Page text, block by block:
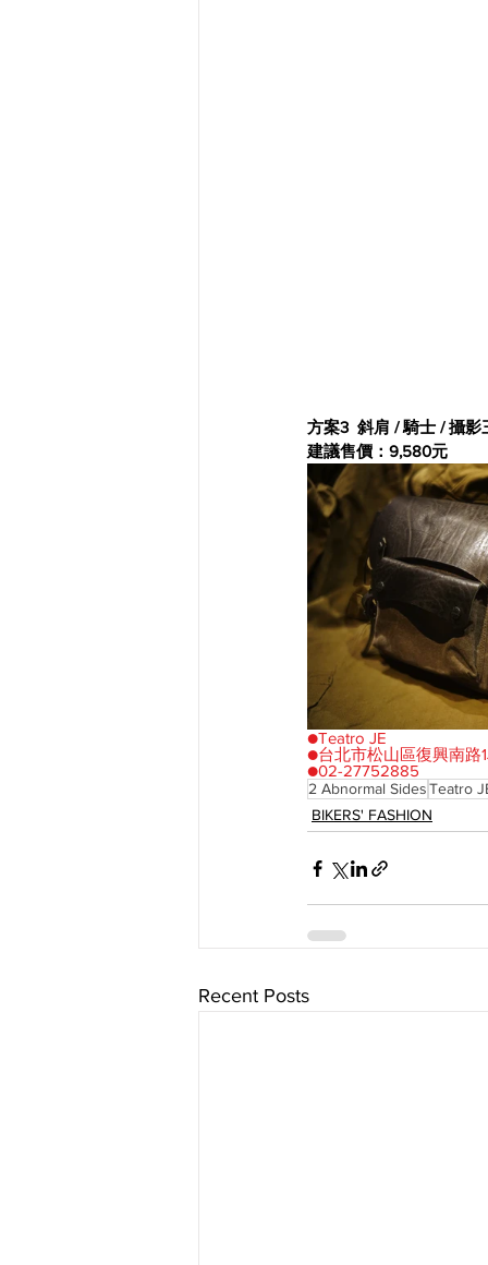
方案3  斜肩 / 騎士 / 攝影
建議售價：9,580元
●Teatro JE
●台北市松山區復興南路
●02-27752885
2 Abnormal SidesTeatro
BIKERS' FASHION
Recent Posts